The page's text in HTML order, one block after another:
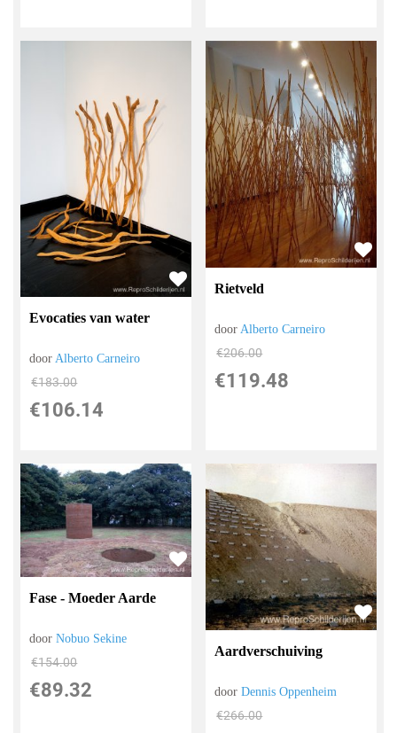
Evocaties van water
door Alberto Carneiro
€183.00
€106.14
Rietveld
doorAlberto Carneiro
€206.00
€119.48
Fase - Moeder Aarde
doorNobuo Sekine
€154.00
€89.32
Aardverschuiving
doorDennis Oppenheim
€266.00